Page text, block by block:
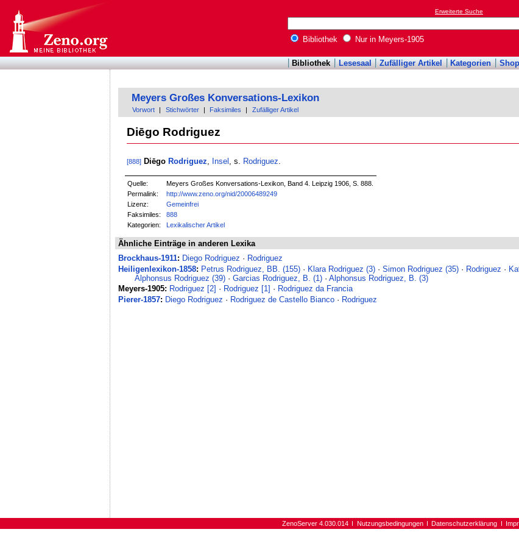
Erweiterte Suche
Bibliothek Nur in Meyers-1905
Bibliothek Lesesaal Zufälliger Artikel Kategorien Shop
Meyers Großes Konversations-Lexikon
Vorwort Stichwörter Faksimiles Zufälliger Artikel
Diēgo Rodriguez
[888] Diēgo Rodriguez Insel , s. Rodriguez
Quelle:
Meyers Großes Konversations-Lexikon, Band 4. Leipzig 1906, S. 888.
Permalink:
http://www.zeno.org/nid/20006489249
Lizenz:
Gemeinfrei
Faksimiles:
888
Kategorien:
Lexikalischer Artikel
Ähnliche Einträge in anderen Lexika
Brockhaus-1911: Diego Rodriguez · Rodriguez
Heiligenlexikon-1858: Petrus Rodriguez, BB. (155) · Klara Rodriguez (3) ·Simon Rodriguez (35) · Rodriguez ·
Alphonsus Rodriguez (39)· Garcias Rodriguez, B. (1)· Alphonsus Rodriguez, B. (3)
Meyers-1905: Rodriguez [2] · Rodriguez [1] · Rodriguez da Francia
Pierer-1857: Diego Rodriguez · Rodriguez de Castello Bianco · Rodriguez
ZenoServer 4.030.014 Nutzungsbedingungen Datenschutzerklärung